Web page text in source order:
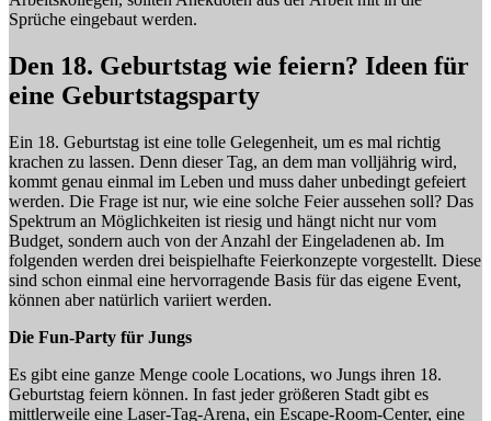
Sprüche eingebaut werden.
Den 18. Geburtstag wie feiern? Ideen für
eine Geburtstagsparty
Ein 18. Geburtstag ist eine tolle Gelegenheit, um es mal richtig
krachen zu lassen. Denn dieser Tag, an dem man volljährig wird,
kommt genau einmal im Leben und muss daher unbedingt gefeiert
werden. Die Frage ist nur, wie eine solche Feier aussehen soll? Das
Spektrum an Möglichkeiten ist riesig und hängt nicht nur vom
Budget, sondern auch von der Anzahl der Eingeladenen ab. Im
folgenden werden drei beispielhafte Feierkonzepte vorgestellt. Diese
sind schon einmal eine hervorragende Basis für das eigene Event,
können aber natürlich variiert werden.
Die Fun-Party für Jungs
Es gibt eine ganze Menge coole Locations, wo Jungs ihren 18.
Geburtstag feiern können. In fast jeder größeren Stadt gibt es
mittlerweile eine Laser-Tag-Arena, ein Escape-Room-Center, eine